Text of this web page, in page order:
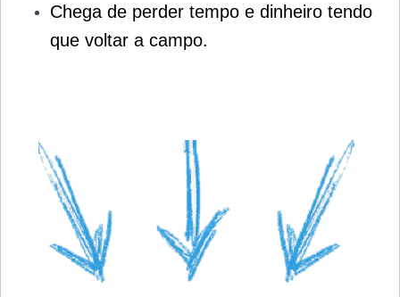
Chega de perder tempo e dinheiro tendo
que voltar a campo.